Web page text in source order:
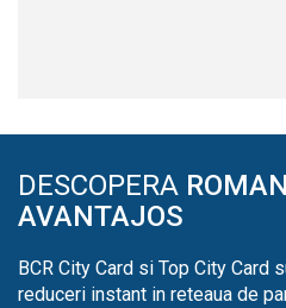
DESCOPERA
AVANTAJOS
BCR City Card si Top City Card
reduceri instant in reteaua de